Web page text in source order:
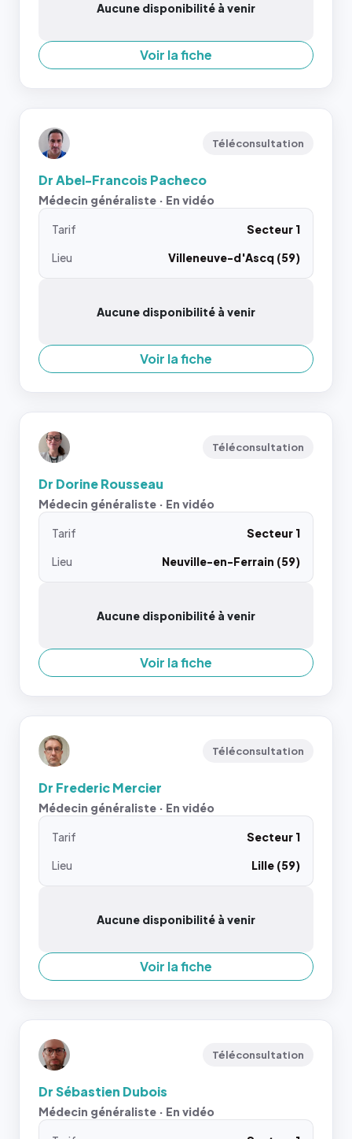
Aucune disponibilité à venir
Voir la fiche
Téléconsultation
Dr Abel-Francois Pacheco
Médecin généraliste · En vidéo
Tarif
Secteur 1
Lieu
Villeneuve-d'Ascq (59)
Aucune disponibilité à venir
Voir la fiche
Téléconsultation
Dr Dorine Rousseau
Médecin généraliste · En vidéo
Tarif
Secteur 1
Lieu
Neuville-en-Ferrain (59)
Aucune disponibilité à venir
Voir la fiche
Téléconsultation
Dr Frederic Mercier
Médecin généraliste · En vidéo
Tarif
Secteur 1
Lieu
Lille (59)
Aucune disponibilité à venir
Voir la fiche
Téléconsultation
Dr Sébastien Dubois
Médecin généraliste · En vidéo